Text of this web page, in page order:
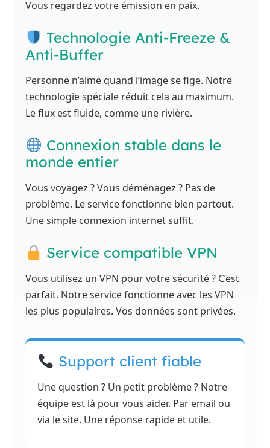
Vous regardez votre émission en paix.
Technologie Anti-Freeze &
Anti-Buffer
Personne n’aime quand l’image se fige. Notre
technologie spéciale réduit cela au maximum.
Le flux est fluide, comme une rivière.
Connexion stable dans le
monde entier
Vous voyagez ? Vous déménagez ? Pas de
problème. Le service fonctionne bien partout.
Une simple connexion internet suffit.
Service compatible VPN
Vous utilisez un VPN pour votre sécurité ? C’est
parfait. Notre service fonctionne avec les VPN
les plus populaires. Vos données sont privées.
Support client fiable
Une question ? Un petit problème ? Notre
équipe est là pour vous aider. Par email ou
via le site. Une réponse rapide et utile.